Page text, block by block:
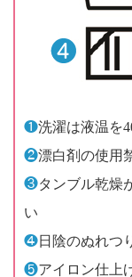
❶洗濯は液温を
❷漂白剤の使用
❸タンブル乾燥
い
❹日陰のぬれつ
❺アイロン仕上